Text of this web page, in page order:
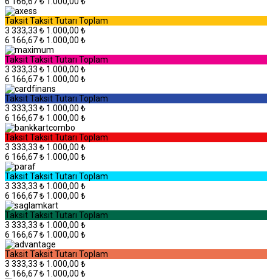
TaksitTaksit Tutarı Toplam
3 333,33 ₺ 1.000,00 ₺
6 166,67 ₺ 1.000,00 ₺
TaksitTaksit Tutarı Toplam
3 333,33 ₺ 1.000,00 ₺
6 166,67 ₺ 1.000,00 ₺
TaksitTaksit Tutarı Toplam
3 333,33 ₺ 1.000,00 ₺
6 166,67 ₺ 1.000,00 ₺
TaksitTaksit Tutarı Toplam
3 333,33 ₺ 1.000,00 ₺
6 166,67 ₺ 1.000,00 ₺
TaksitTaksit Tutarı Toplam
3 333,33 ₺ 1.000,00 ₺
6 166,67 ₺ 1.000,00 ₺
TaksitTaksit Tutarı Toplam
3 333,33 ₺ 1.000,00 ₺
6 166,67 ₺ 1.000,00 ₺
TaksitTaksit Tutarı Toplam
3 333,33 ₺ 1.000,00 ₺
6 166,67 ₺ 1.000,00 ₺